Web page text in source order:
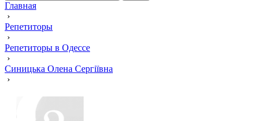
Главная
›
Репетиторы
›
Репетиторы в Одессе
›
Синицька Олена Сергіївна
›